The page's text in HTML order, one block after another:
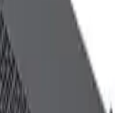
Paket İçeriği
x 180 mm G x 40 mm Y)
sadece 0.9 kg net ağırlığıyla
gövdesi, hava soğutmalı
Paket içeriğinde güç
kullanım kılavuzu bulunur.
maliyetli çözümler sunar.